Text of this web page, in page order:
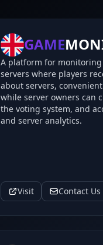
GAME
A platform for
servers where players
about servers,
while server owners can
the voting system, and
and server analytics.
Visit Contact Us